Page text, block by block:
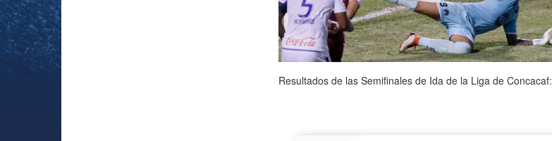
Resultados de las Semifinales de Ida de la Liga de Concacaf: